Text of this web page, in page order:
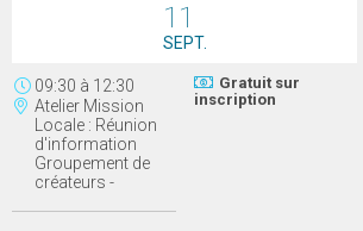
11
SEPT.
09:30 à 12:30
Atelier Mission
Locale : Réunion
d'information
Groupement de
créateurs -
Gratuit sur
inscription